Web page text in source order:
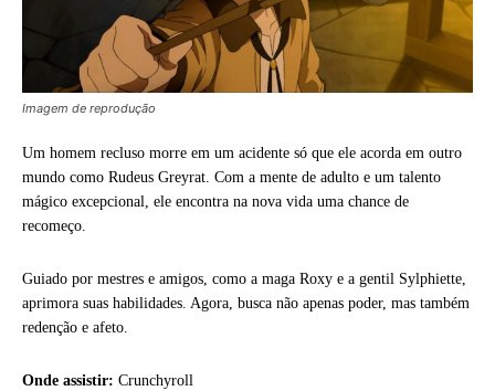
Imagem de reprodução
Um homem recluso morre em um acidente só que ele acorda em outro
mundo como Rudeus Greyrat. Com a mente de adulto e um talento
mágico excepcional, ele encontra na nova vida uma chance de
recomeço.
Guiado por mestres e amigos, como a maga Roxy e a gentil Sylphiette,
aprimora suas habilidades. Agora, busca não apenas poder, mas também
redenção e afeto.
Onde assistir: Crunchyroll